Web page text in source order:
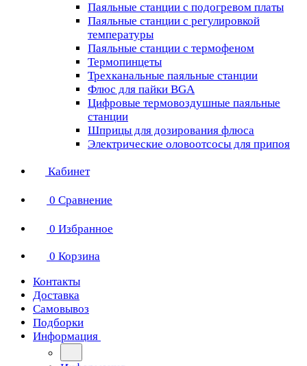
Паяльные станции с подогревом платы
Паяльные станции с регулировкой
температуры
Паяльные станции с термофеном
Термопинцеты
Трехканальные паяльные станции
Флюс для пайки BGA
Цифровые термовоздушные паяльные
станции
Шприцы для дозирования флюса
Электрические оловоотсосы для припоя
Кабинет
0 Сравнение
0 Избранное
0 Корзина
Контакты
Доставка
Самовывоз
Подборки
Информация